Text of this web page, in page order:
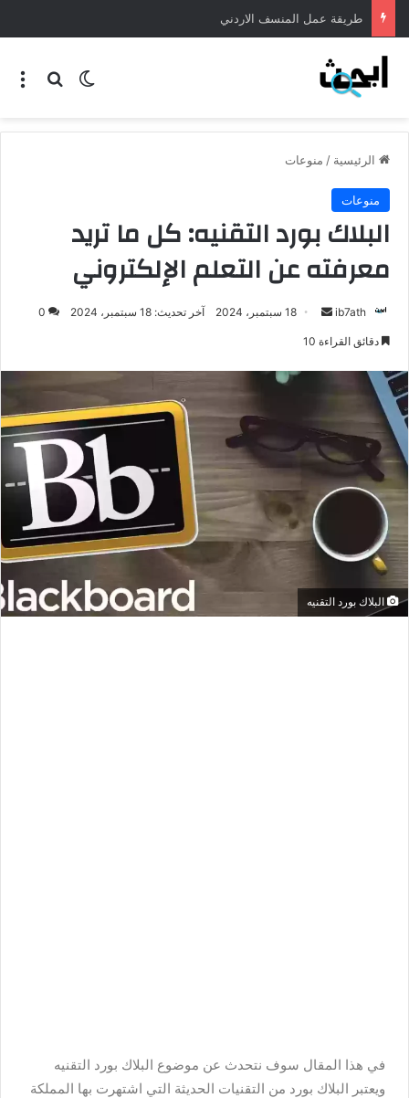
طريقة عمل المنسف الاردني
الرئيسية / منوعات
منوعات
البلاك بورد التقنيه: كل ما تريد
معرفته عن التعلم الإلكتروني
ib7ath 18 سبتمبر، 2024 آخر تحديث: 18 سبتمبر، 2024 0
دقائق القراءة 10
البلاك بورد التقنيه
في هذا المقال سوف نتحدث عن موضوع البلاك بورد التقنيه
ويعتبر البلاك بورد من التقنيات الحديثة التي اشتهرت بها المملكة